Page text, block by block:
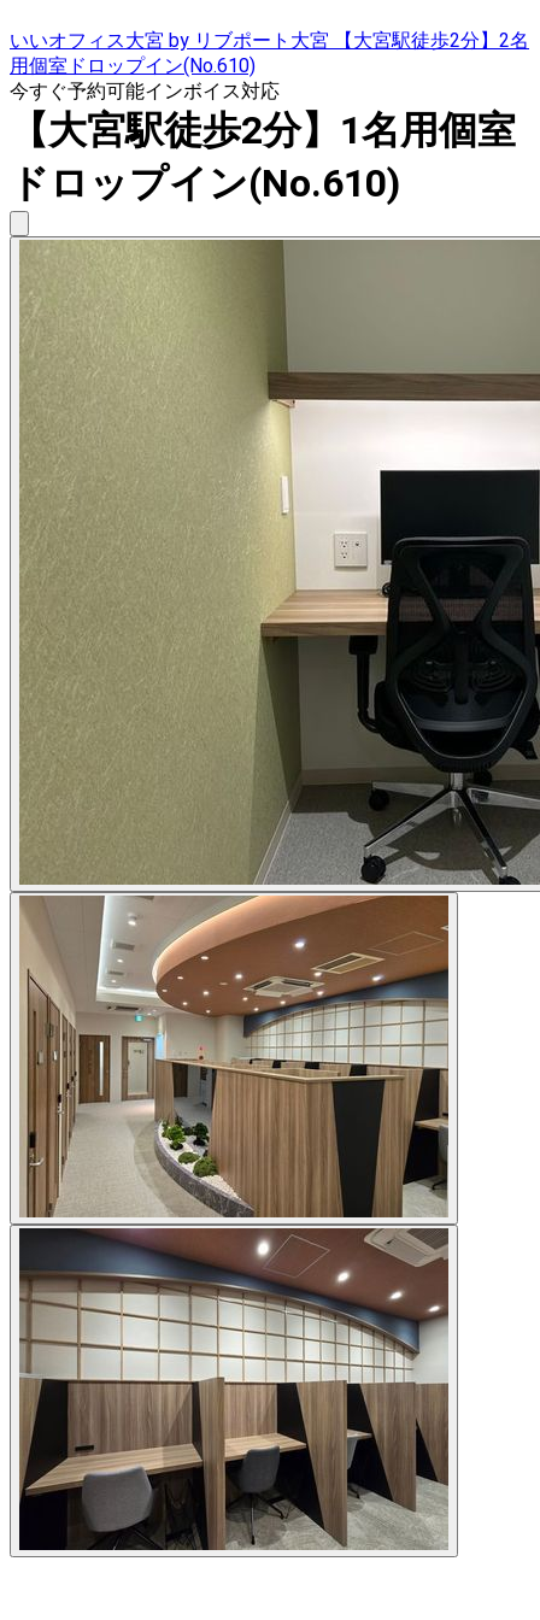
いいオフィス大宮 by リブポート大宮 【大宮駅徒歩2分】2名
用個室ドロップイン(No.610)
今すぐ予約可能インボイス対応
【大宮駅徒歩2分】1名用個室
ドロップイン(No.610)